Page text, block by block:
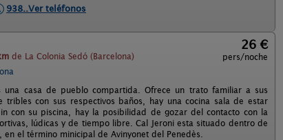
938..Ver teléfonos
de La Colonia Sedó (Barcelona)
26 €
pers/noche
casa de pueblo compartida. Ofrece un trato familiar a sus
con sus respectivos baños, hay una cocina sala de estar
con su piscina, hay la posibilidad de gozar del contacto con la
lúdicas y de tiempo libre. Cal Jeroni esta situado dentro de
el término minicipal de Avinyonet del Penedès.